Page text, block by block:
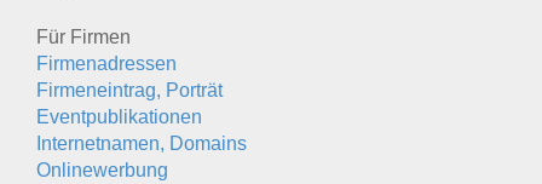
Für Firmen
Firmenadressen
Firmeneintrag, Porträt
Eventpublikationen
Internetnamen, Domains
Onlinewerbung